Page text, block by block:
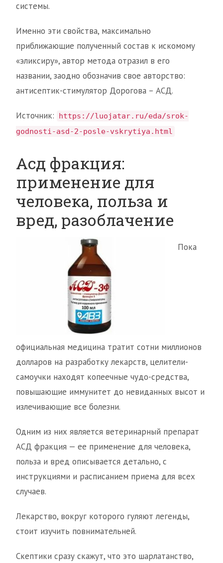
системы.
Именно эти свойства, максимально
приближающие полученный состав к искомому
«эликсиру», автор метода отразил в его
названии, заодно обозначив свое авторство:
антисептик-стимулятор Дорогова – АСД.
Источник:
https://luojatar.ru/eda/srok-
godnosti-asd-2-posle-vskrytiya.html
Асд фракция:
применение для
человека, польза и
вред, разоблачение
Пока
официальная медицина тратит сотни миллионов
долларов на разработку лекарств, целители-
самоучки находят копеечные чудо-средства,
повышающие иммунитет до невиданных высот и
излечивающие все болезни.
Одним из них является ветеринарный препарат
АСД фракция — ее применение для человека,
польза и вред описывается детально, с
инструкциями и расписанием приема для всех
случаев.
Лекарство, вокруг которого гуляют легенды,
стоит изучить повнимательней.
Скептики сразу скажут, что это шарлатанство,